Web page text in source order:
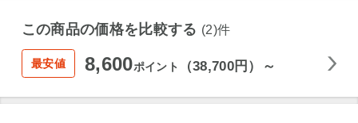
この商品の価格を比較する (2)件
最安値 8,600ポイント （38,700円）～